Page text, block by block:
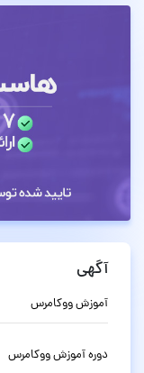
آگهی
آموزش ووکامرس
دوره آموزش ووکامرس